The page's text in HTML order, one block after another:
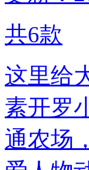
共6款
这里给
素开罗
通农场